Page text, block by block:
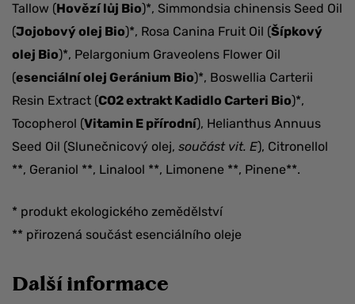
Tallow (Hovězí lůj Bio)*, Simmondsia chinensis Seed Oil
(Jojobový olej Bio)*, Rosa Canina Fruit Oil (Šípkový
olej Bio)*, Pelargonium Graveolens Flower Oil
(esenciální olej Geránium Bio)*, Boswellia Carterii
Resin Extract (CO2 extrakt Kadidlo Carteri Bio)*,
Tocopherol (Vitamin E přírodní), Helianthus Annuus
Seed Oil (Slunečnicový olej, součást vit. E), Citronellol
**, Geraniol **, Linalool **, Limonene **, Pinene**.
* produkt ekologického zemědělství
** přirozená součást esenciálního oleje
Další informace